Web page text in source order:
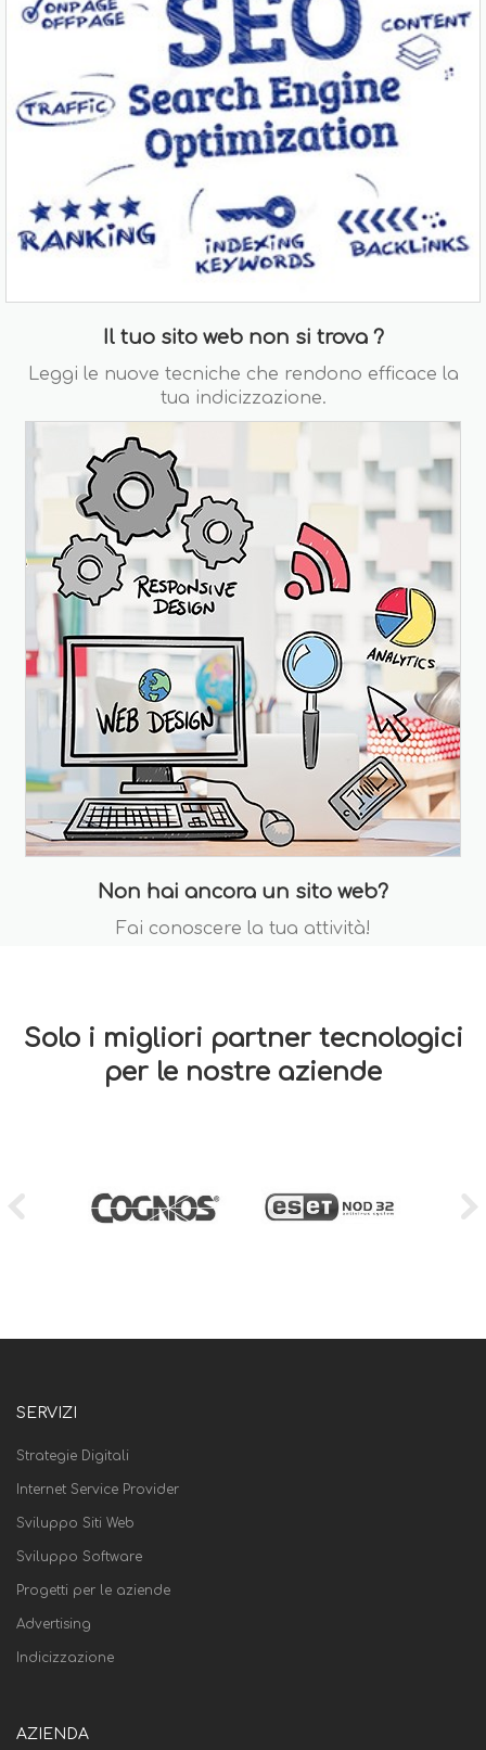
Il tuo sito web non si trova ?
Leggi le nuove tecniche che rendono efficace la
tua indicizzazione.
Non hai ancora un sito web?
Fai conoscere la tua attività!
Solo i migliori partner tecnologici
per le nostre aziende
SERVIZI
Strategie Digitali
Internet Service Provider
Sviluppo Siti Web
Sviluppo Software
Progetti per le aziende
Advertising
Indicizzazione
AZIENDA